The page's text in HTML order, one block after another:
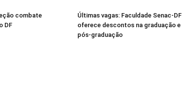
combate
DF
Últimas vagas: Faculdade Senac-DF
oferece descontos na graduação e
pós-graduação